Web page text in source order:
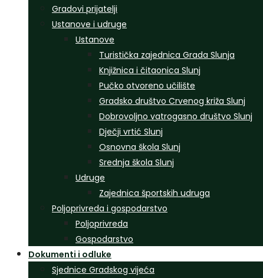
Gradovi prijatelji
Ustanove i udruge
Ustanove
Turistička zajednica Grada Slunja
Knjižnica i čitaonica Slunj
Pučko otvoreno učilište
Gradsko društvo Crvenog križa Slunj
Dobrovoljno vatrogasno društvo Slunj
Dječji vrtić Slunj
Osnovna škola Slunj
Srednja škola Slunj
Udruge
Zajednica športskih udruga
Poljoprivreda i gospodarstvo
Poljoprivreda
Gospodarstvo
Dokumenti i odluke
Sjednice Gradskog vijeća